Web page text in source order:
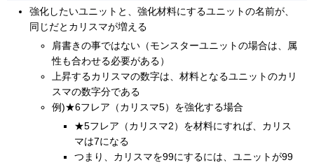
強化したいユニットと、強化材料にするユニットの名前が、
同じだとカリスマが増える
肩書きの事ではない（モンスターユニットの場合は、属
性も合わせる必要がある）
上昇するカリスマの数字は、材料となるユニットのカリ
スマの数字分である
例)★6フレア（カリスマ5）を強化する場合
★5フレア（カリスマ2）を材料にすれば、カリス
マは7になる
つまり、カリスマを99にするには、ユニットが99